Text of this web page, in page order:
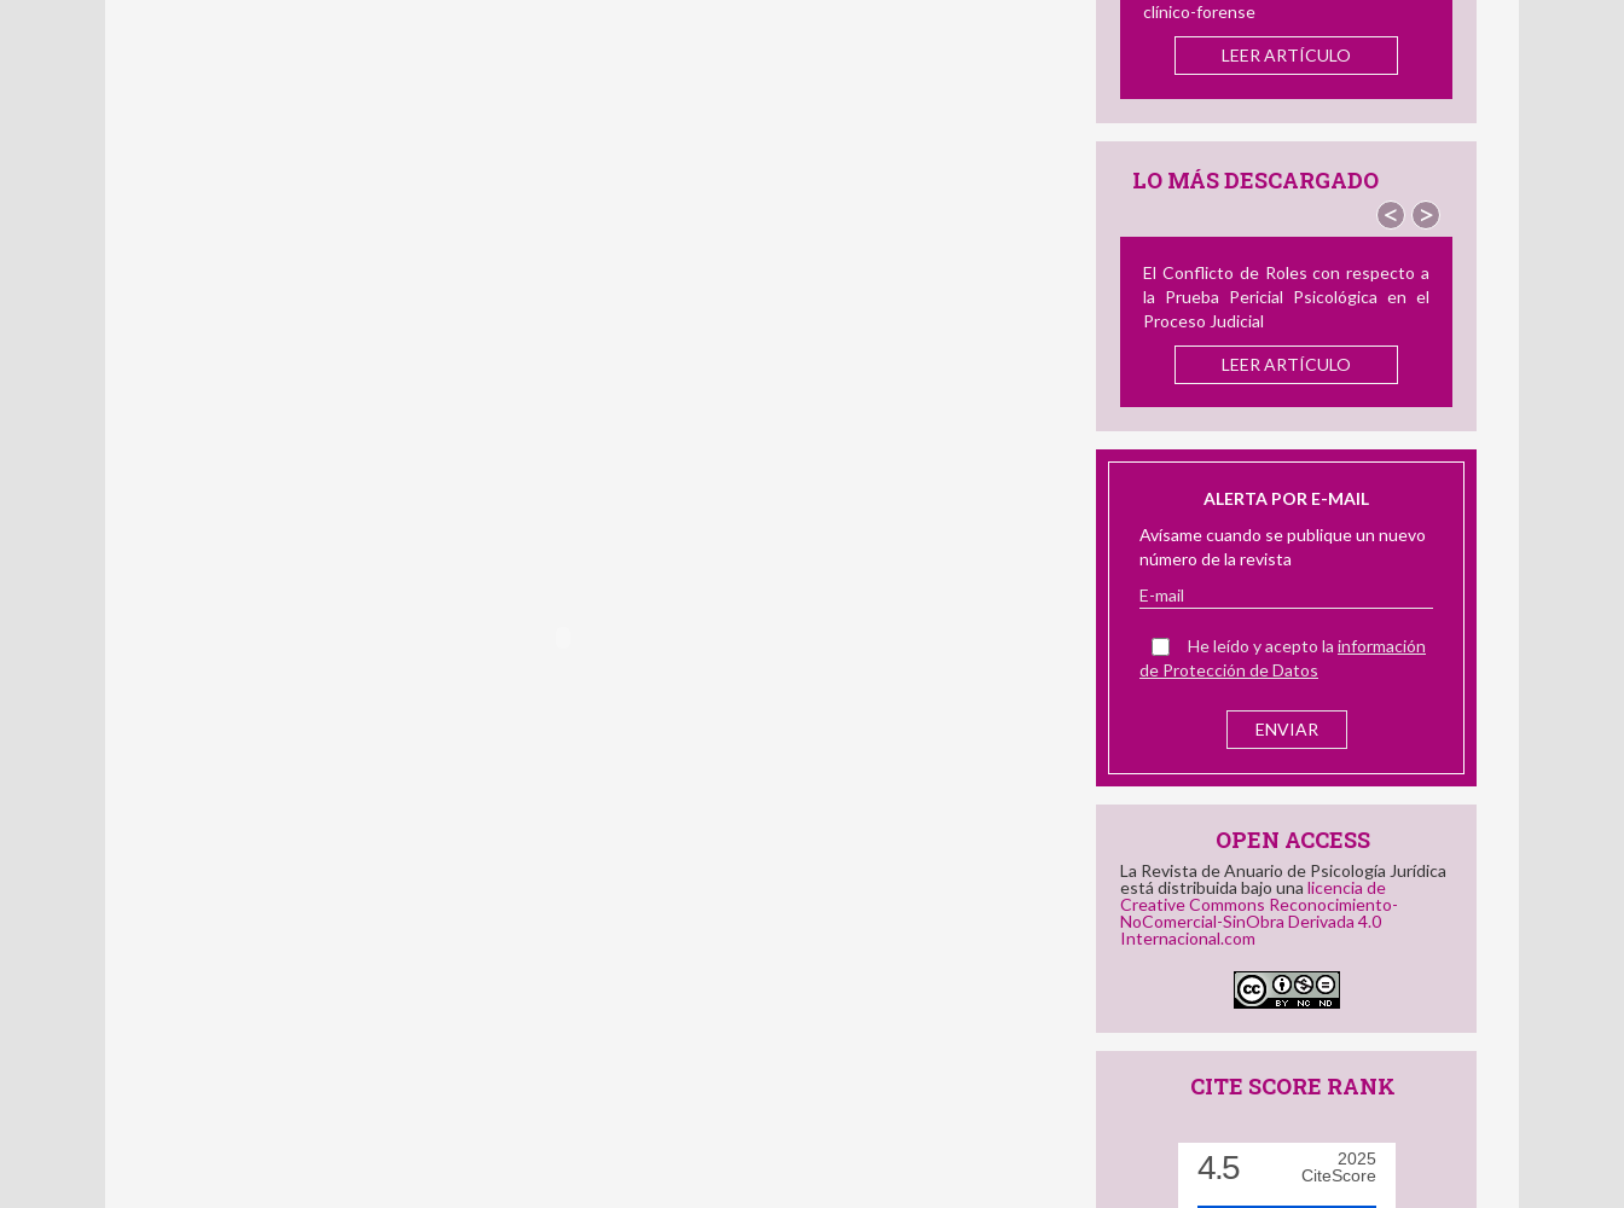
clínico-forense
LEER ARTÍCULO
LO MÁS DESCARGADO
< >
El Conflicto de Roles con respecto a
la Prueba Pericial Psicológica en el
Proceso Judicial
LEER ARTÍCULO
ALERTA POR E-MAIL
Avísame cuando se publique un nuevo
número de la revista
He leído y acepto la información
de Protección de Datos
OPEN ACCESS
La Revista de Anuario de Psicología Jurídica
está distribuida bajo una licencia de
Creative Commons Reconocimiento-
NoComercial-SinObra Derivada 4.0
Internacional.com
CITE SCORE RANK
4.5
2025
CiteScore